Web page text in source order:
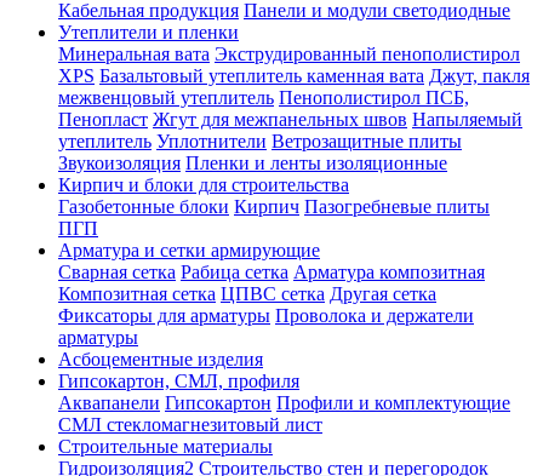
Кабельная продукция Панели и модули светодиодные
Утеплители и пленки
Минеральная вата Экструдированный пенополистирол
XPS Базальтовый утеплитель каменная вата Джут, пакля
межвенцовый утеплитель Пенополистирол ПСБ,
Пенопласт Жгут для межпанельных швов Напыляемый
утеплитель Уплотнители Ветрозащитные плиты
Звукоизоляция Пленки и ленты изоляционные
Кирпич и блоки для строительства
Газобетонные блоки Кирпич Пазогребневые плиты
ПГП
Арматура и сетки армирующие
Сварная сетка Рабица сетка Арматура композитная
Композитная сетка ЦПВС сетка Другая сетка
Фиксаторы для арматуры Проволока и держатели
арматуры
Асбоцементные изделия
Гипсокартон, СМЛ, профиля
Аквапанели Гипсокартон Профили и комплектующие
СМЛ стекломагнезитовый лист
Строительные материалы
Гидроизоляция2 Строительство стен и перегородок